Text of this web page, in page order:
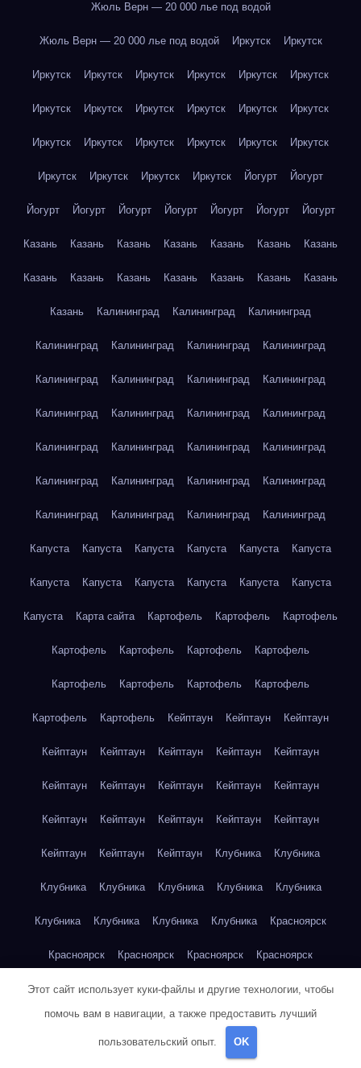
Жюль Верн — 20 000 лье под водой
Жюль Верн — 20 000 лье под водой Иркутск Иркутск
Иркутск Иркутск Иркутск Иркутск Иркутск Иркутск
Иркутск Иркутск Иркутск Иркутск Иркутск Иркутск
Иркутск Иркутск Иркутск Иркутск Иркутск Иркутск
Иркутск Иркутск Иркутск Иркутск Йогурт Йогурт
Йогурт Йогурт Йогурт Йогурт Йогурт Йогурт Йогурт
Казань Казань Казань Казань Казань Казань Казань
Казань Казань Казань Казань Казань Казань Казань
Казань Калининград Калининград Калининград
Калининград Калининград Калининград Калининград
Калининград Калининград Калининград Калининград
Калининград Калининград Калининград Калининград
Калининград Калининград Калининград Калининград
Калининград Калининград Калининград Калининград
Калининград Калининград Калининград Калининград
Капуста Капуста Капуста Капуста Капуста Капуста
Капуста Капуста Капуста Капуста Капуста Капуста
Капуста Карта сайта Картофель Картофель Картофель
Картофель Картофель Картофель Картофель
Картофель Картофель Картофель Картофель
Картофель Картофель Кейптаун Кейптаун Кейптаун
Кейптаун Кейптаун Кейптаун Кейптаун Кейптаун
Кейптаун Кейптаун Кейптаун Кейптаун Кейптаун
Кейптаун Кейптаун Кейптаун Кейптаун Кейптаун
Кейптаун Кейптаун Кейптаун Клубника Клубника
Клубника Клубника Клубника Клубника Клубника
Клубника Клубника Клубника Клубника Красноярск
Красноярск Красноярск Красноярск Красноярск
Красноярск Красноярск Красноярск Красноярск
Красноярск Красноярск Красноярск
Кукуруза
Этот сайт использует куки-файлы и другие технологии, чтобы
помочь вам в навигации, а также предоставить лучший
пользовательский опыт. OK